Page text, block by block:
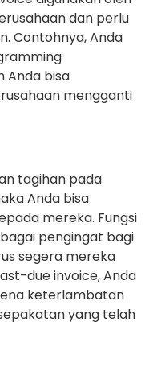
dan perlu
Contohnya, Anda
Anda bisa
mengganti
tagihan pada
Anda bisa
mereka. Fungsi
pengingat bagi
segera mereka
due invoice, Anda
keterlambatan
yang telah